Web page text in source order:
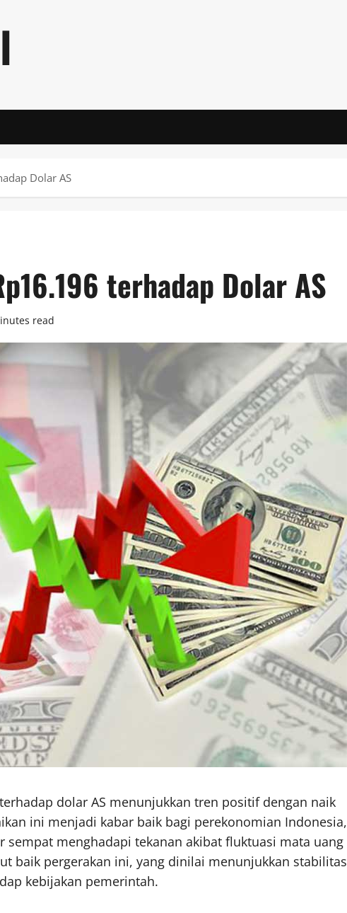
Dolar AS
terhadap Dolar AS
read
dolar AS menunjukkan tren positif dengan naik
ini menjadi kabar baik bagi perekonomian Indonesia,
sempat menghadapi tekanan akibat fluktuasi mata uang
baik pergerakan ini, yang dinilai menunjukkan stabilitas
kebijakan pemerintah.